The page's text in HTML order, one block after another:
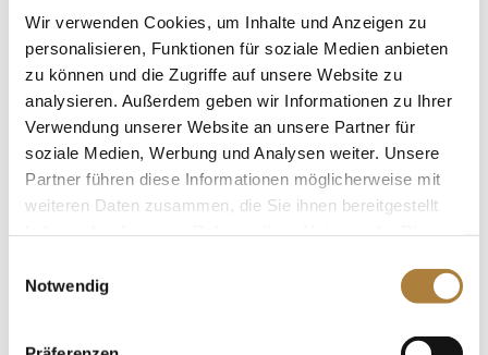
Wir verwenden Cookies, um Inhalte und Anzeigen zu
personalisieren, Funktionen für soziale Medien anbieten
zu können und die Zugriffe auf unsere Website zu
analysieren. Außerdem geben wir Informationen zu Ihrer
Verwendung unserer Website an unsere Partner für
soziale Medien, Werbung und Analysen weiter. Unsere
Partner führen diese Informationen möglicherweise mit
weiteren Daten zusammen, die Sie ihnen bereitgestellt
Notwendig
Deutschlands U25 Springpokal: Richard Vogel
gewinnt Qualifikation in Balve
vonInsa Strothmann|11. Juni 2018| Deutschlands
U25 Springpokal,News
Letzte Chance für U25-Reiter, sich für Finale beim
CHIO Aachen zu qualifizieren Balve. Richard Vogel
Deutschlands U25 Springpokal der Stiftung